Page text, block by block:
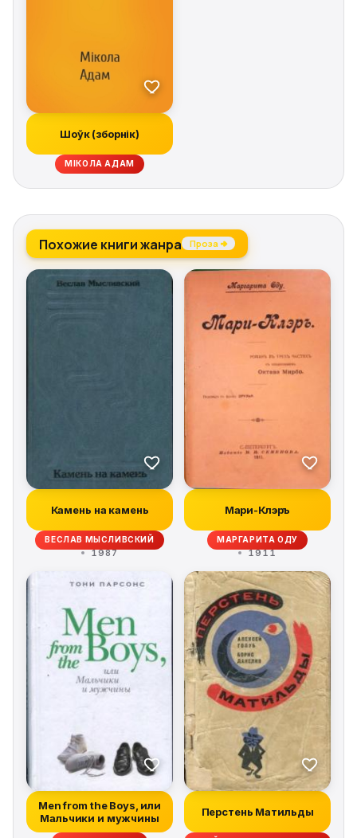
Шоўк (зборнік)
МІКОЛА АДАМ
Похожие книги жанра Проза →
Камень на камень
ВЕСЛАВ МЫСЛИВСКИЙ
1987
Мари-Клэръ
МАРГАРИТА ОДУ
1911
Men from the Boys, или
Мальчики и мужчины
Перстень Матильды